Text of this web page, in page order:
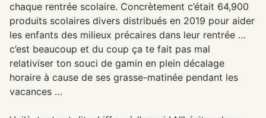
chaque rentrée scolaire. Concrètement c’était 64,900
produits scolaires divers distribués en 2019 pour aider
les enfants des milieux précaires dans leur rentrée …
c’est beaucoup et du coup ça te fait pas mal
relativiser ton souci de gamin en plein décalage
horaire à cause de ses grasse-matinée pendant les
vacances …